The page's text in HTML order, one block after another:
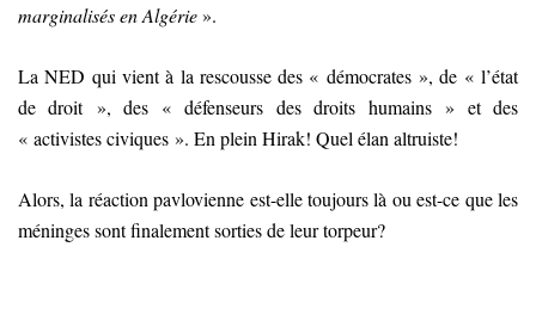
marginalisés en Algérie».
La NED qui vient à la rescousse des « démocrates », de « l’état
de droit », des « défenseurs des droits humains » et des
« activistes civiques ». En plein Hirak! Quel élan altruiste!
Alors, la réaction pavlovienne est-elle toujours là ou est-ce que les
méninges sont finalement sorties de leur torpeur?